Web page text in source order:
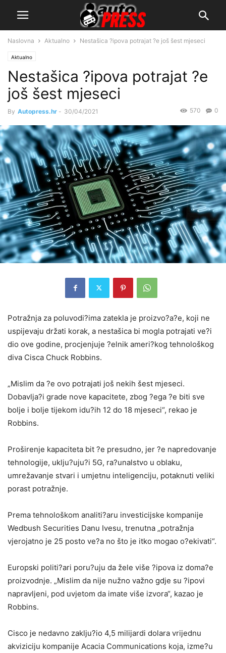
Naslovna Aktualno Nestašica ?ipova potrajat ?e još šest mjeseci
Aktualno
Nestašica ?ipova potrajat ?e
još šest mjeseci
By Autopress.hr - 30/04/2021 0
570
Potražnja za poluvodi?ima zatekla je proizvo?a?e, koji ne
uspijevaju držati korak, a nestašica bi mogla potrajati ve?i
dio ove godine, procjenjuje ?elnik ameri?kog tehnološkog
diva Cisca Chuck Robbins.
„Mislim da ?e ovo potrajati još nekih šest mjeseci.
Dobavlja?i grade nove kapacitete, zbog ?ega ?e biti sve
bolje i bolje tijekom idu?ih 12 do 18 mjeseci“, rekao je
Robbins.
Proširenje kapaciteta bit ?e presudno, jer ?e napredovanje
tehnologije, uklju?uju?i 5G, ra?unalstvo u oblaku,
umrežavanje stvari i umjetnu inteligenciju, potaknuti veliki
porast potražnje.
Prema tehnološkom analiti?aru investicijske kompanije
Wedbush Securities Danu Ivesu, trenutna „potražnja
vjerojatno je 25 posto ve?a no što je itko mogao o?ekivati“.
Europski politi?ari poru?uju da žele više ?ipova iz doma?e
proizvodnje. „Mislim da nije nužno važno gdje su ?ipovi
napravljeni, pod uvjetom da imate više izvora“, kazao je
Robbins.
Cisco je nedavno zaklju?io 4,5 milijardi dolara vrijednu
akviziciju kompanije Acacia Communications koja, izme?u